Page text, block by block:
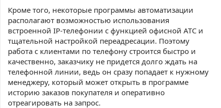
Кроме того, некоторые программы автоматизации
располагают возможностью использования
встроенной IP-телефонии с функцией офисной АТС и
тщательной настройкой переадресации. Поэтому
работа с клиентами по телефону строится быстро и
качественно, заказчику не придется долго ждать на
телефонной линии, ведь он сразу попадает к нужному
менеджеру, который может открыть в программе
историю заказов покупателя и оперативно
отреагировать на запрос.